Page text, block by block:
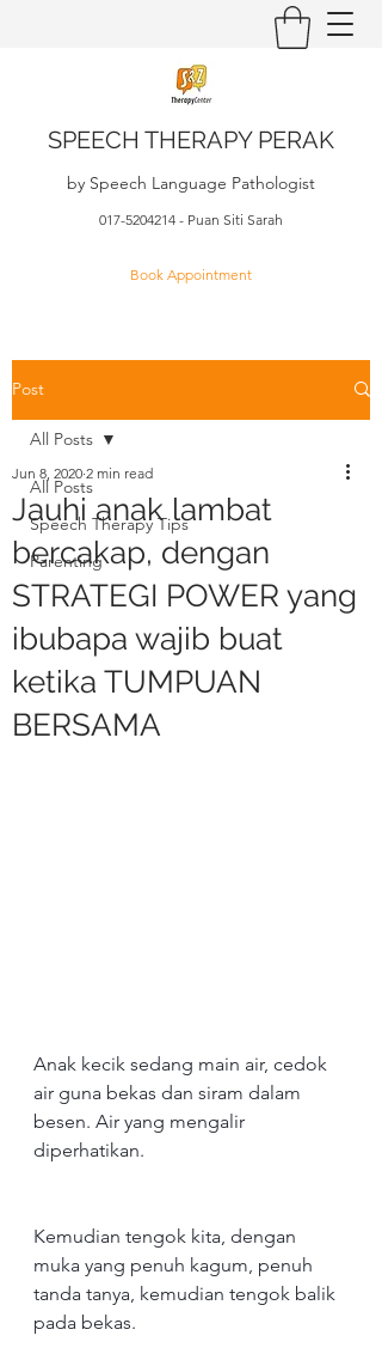
SPEECH THERAPY PERAK
by Speech Language Pathologist
017-5204214 - Puan Siti Sarah
Book Appointment
Post
All Posts
Speech Therapy Tips
Parenting
All Posts
Jauhi anak lambat
bercakap, dengan
STRATEGI POWER yang
ibubapa wajib buat
ketika TUMPUAN
BERSAMA
Jun 8, 2020 2 min read
Anak kecik sedang main air, cedok
air guna bekas dan siram dalam
besen. Air yang mengalir
diperhatikan.
Kemudian tengok kita, dengan
muka yang penuh kagum, penuh
tanda tanya, kemudian tengok balik
pada bekas.